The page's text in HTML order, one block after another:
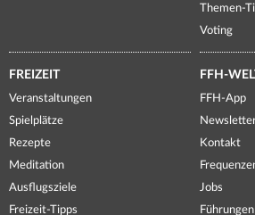
Themen-
Voting
FREIZEIT
Veranstaltungen
Spielplätze
Rezepte
Meditation
Ausflugsziele
Freizeit-Tipps
FFH-
FFH-App
Kontakt
Jobs
Führungen